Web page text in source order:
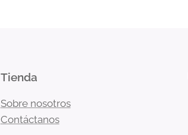
Tienda
Sobre nosotros
Contáctanos